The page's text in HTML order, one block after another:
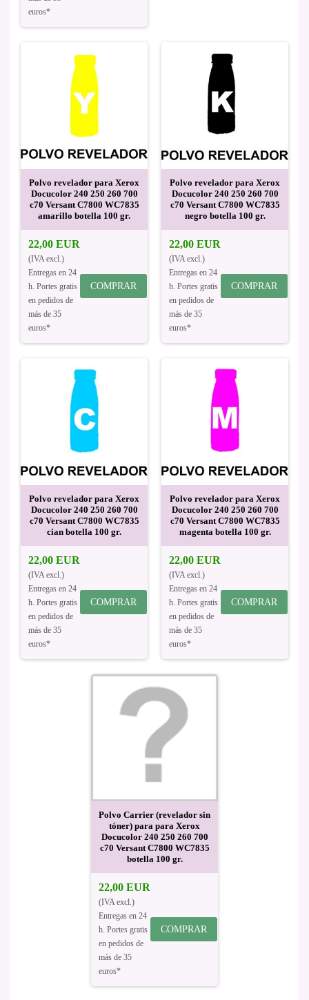
euros*
Polvo revelador para Xerox
Docucolor 240 250 260 700
c70 Versant C7800 WC7835
amarillo botella 100 gr.
22,00 EUR
(IVA excl.)
Entregas en 24
h. Portes gratis
en pedidos de
más de 35
euros*
COMPRAR
Polvo revelador para Xerox
Docucolor 240 250 260 700
c70 Versant C7800 WC7835
negro botella 100 gr.
22,00 EUR
(IVA excl.)
Entregas en 24
h. Portes gratis
en pedidos de
más de 35
euros*
COMPRAR
Polvo revelador para Xerox
Docucolor 240 250 260 700
c70 Versant C7800 WC7835
cian botella 100 gr.
22,00 EUR
(IVA excl.)
Entregas en 24
h. Portes gratis
en pedidos de
más de 35
euros*
COMPRAR
Polvo revelador para Xerox
Docucolor 240 250 260 700
c70 Versant C7800 WC7835
magenta botella 100 gr.
22,00 EUR
(IVA excl.)
Entregas en 24
h. Portes gratis
en pedidos de
más de 35
euros*
COMPRAR
Polvo Carrier (revelador sin
tóner) para para Xerox
Docucolor 240 250 260 700
c70 Versant C7800 WC7835
botella 100 gr.
22,00 EUR
(IVA excl.)
Entregas en 24
h. Portes gratis
en pedidos de
más de 35
euros*
COMPRAR